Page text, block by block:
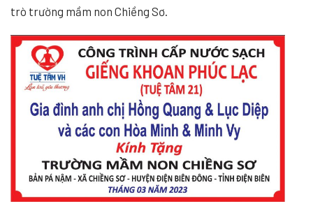
trò trường mầm non Chiềng Sơ.